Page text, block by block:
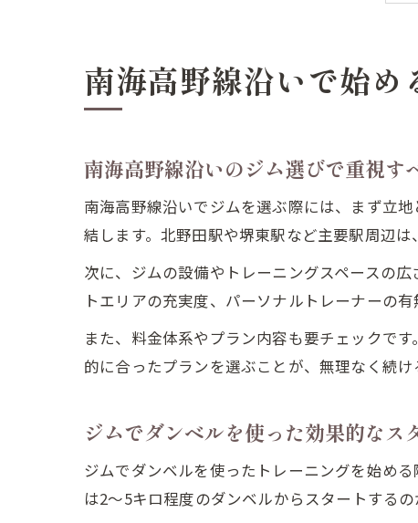
南海高野線沿いで始
南海高野線沿いのジム選びで重視す
南海高野線沿いでジムを選ぶ際には、まず立
結します。北野田駅や堺東駅など主要駅周辺
次に、ジムの設備やトレーニングスペースの
トエリアの充実度、パーソナルトレーナーの
また、料金体系やプラン内容も要チェックで
的に合ったプランを選ぶことが、無理なく続
ジムでダンベルを使った効果的なス
ジムでダンベルを使ったトレーニングを始め
は2～5キロ程度のダンベルからスタートする